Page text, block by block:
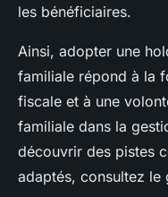
les bénéficiaires.
Ainsi, adopter une
familiale répond à la
fiscale et à une
familiale dans la
découvrir des pistes
adaptés, consultez le